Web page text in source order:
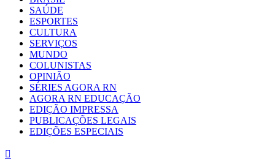
SAÚDE
ESPORTES
CULTURA
SERVIÇOS
MUNDO
COLUNISTAS
OPINIÃO
SÉRIES AGORA RN
AGORA RN EDUCAÇÃO
EDIÇÃO IMPRESSA
PUBLICAÇÕES LEGAIS
EDIÇÕES ESPECIAIS